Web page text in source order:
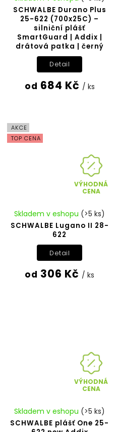
SCHWALBE Durano Plus
25-622 (700x25C) –
silniční plášť
SmartGuard | Addix |
drátová patka | černý
od 684 Kč / ks
Detail
AKCE
TOP CENA
VÝHODNÁ
CENA
SCHWALBE Lugano II 28-
622
Skladem v eshopu (>5 ks)
od 306 Kč / ks
Detail
VÝHODNÁ
CENA
SCHWALBE plášť One 25-
Skladem v eshopu (>5 ks)